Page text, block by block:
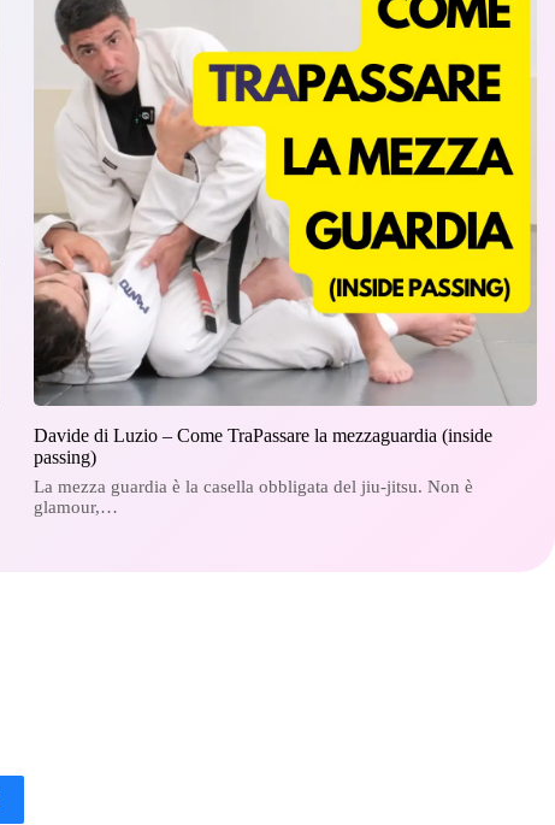
Davide di Luzio – Come TraPassare la mezzaguardia (inside
passing)
La mezza guardia è la casella obbligata del jiu-jitsu. Non è
glamour,…